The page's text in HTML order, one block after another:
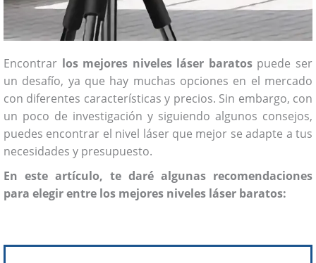
Encontrar los mejores niveles láser baratospuede ser
un desafío, ya que hay muchas opciones en el mercado
con diferentes características y precios. Sin embargo, con
un poco de investigación y siguiendo algunos consejos,
puedes encontrar el nivel láser que mejor se adapte a tus
necesidades y presupuesto.
En este artículo, te daré algunas recomendaciones
para elegir entre los mejores niveles láser baratos: